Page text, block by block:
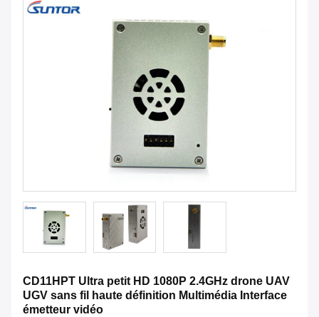
CD11HPT Ultra petit HD 1080P 2.4GHz drone UAV
UGV sans fil haute définition Multimédia Interface
émetteur vidéo